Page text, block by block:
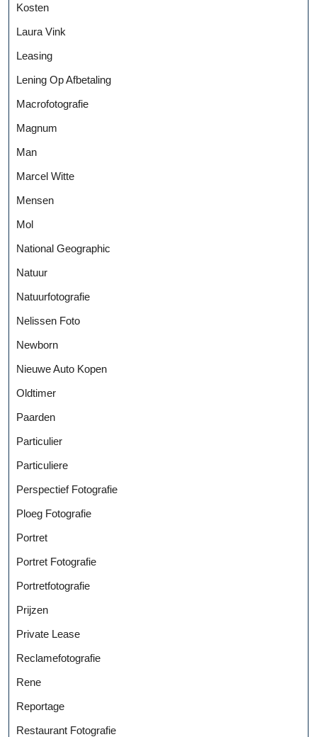
Kosten
Laura Vink
Leasing
Lening Op Afbetaling
Macrofotografie
Magnum
Man
Marcel Witte
Mensen
Mol
National Geographic
Natuur
Natuurfotografie
Nelissen Foto
Newborn
Nieuwe Auto Kopen
Oldtimer
Paarden
Particulier
Particuliere
Perspectief Fotografie
Ploeg Fotografie
Portret
Portret Fotografie
Portretfotografie
Prijzen
Private Lease
Reclamefotografie
Rene
Reportage
Restaurant Fotografie